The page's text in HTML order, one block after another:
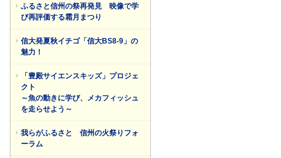
ページトップに戻る
ふるさと信州の祭再発見 映像で学
び再評価する霜月まつり
信大発夏秋イチゴ「信大BS8-9」の
魅力！
「豊殿サイエンスキッズ」プロジェ
クト
～魚の動きに学び、メカフィッシュ
を走らせよう～
我らがふるさと 信州の火祭りフォ
ーラム